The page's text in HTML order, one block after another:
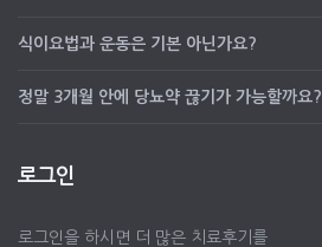
식이요법과 운동은 기본 아닌가요?
정말 3개월 안에 당뇨약 끊기가 가능할까요?
로그인
로그인을 하시면 더 많은 치료후기를